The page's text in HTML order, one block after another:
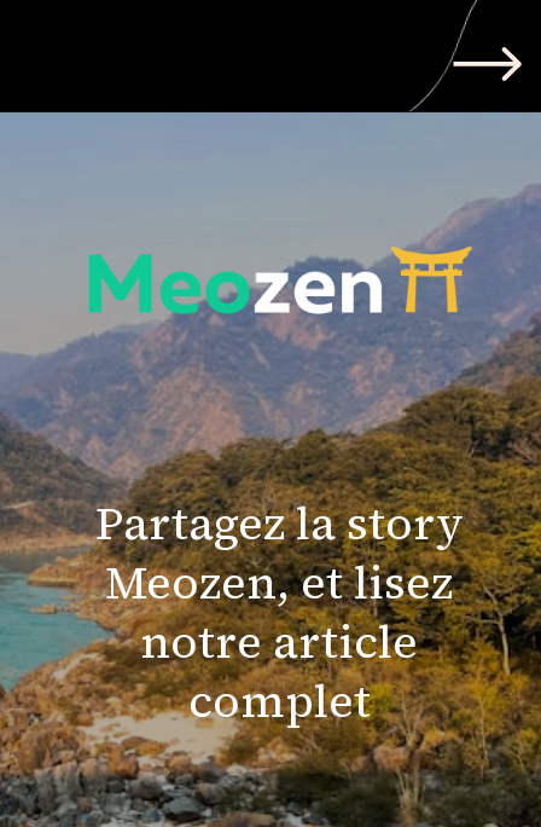
Partagez la story
Meozen, et lisez
notre article
complet